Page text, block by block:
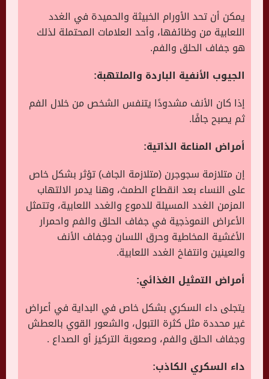
يمكن أن تحد الأورام الخبيثة والحميدة في الغدد
اللعابية من وظائفها، وأحد العلامات المحتملة لذلك
هو جفاف الحلق والفم.
الجيوب الأنفية الباردة والملتهبة:
إذا كان الأنف مشدودًا يتنفس الشخص من خلال الفم
ثم يصبح جافًا.
أمراض المناعة الذاتية:
إن متلازمة سجوجرن (متلازمة الجاف) تؤثر بشكل خاص
على النساء بعد انقطاع الطمث، وهنا يدمر الالتهاب
المزمن الغدد المسيلة للدموع والغدد اللعابية، وتتمثل
الأعراض النموذجية في جفاف الحلق والفم واحمرار
الأغشية المخاطية وحرق اللسان وجفاف الأنف
والعينين وانتفاخ الغدد اللعابية.
أمراض التمثيل الغذائي:
يتجلى داء السكري بشكل خاص في البداية في أعراض
غير محددة مثل كثرة التبول، والشعور القوي بالعطش
وجفاف الحلق والفم، وصعوبة التركيز أو الصداع .
داء السكري الكاذب: